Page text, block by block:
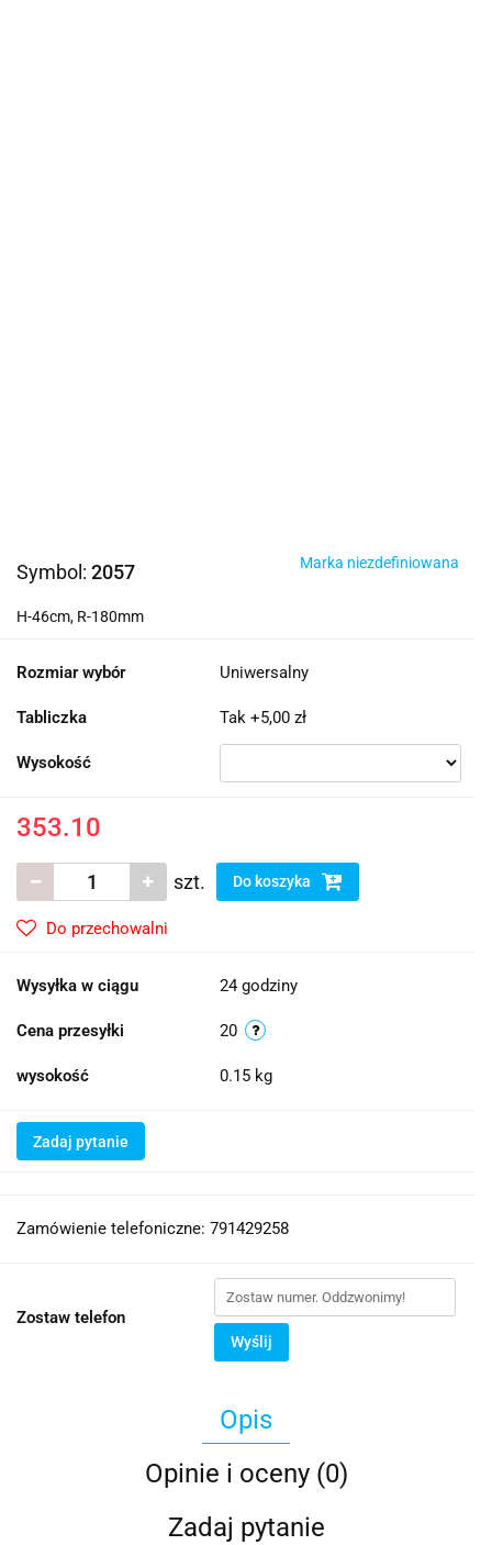
Symbol: 2057 Marka niezdefiniowana
H-46cm, R-180mm
Rozmiar wybór Uniwersalny
Tabliczka Tak +5,00 zł
Wysokość
353.10
szt. Do koszyka
Do przechowalni
Wysyłka w ciągu 24 godziny
Cena przesyłki 20
wysokość 0.15 kg
Zadaj pytanie
Zamówienie telefoniczne: 791429258
Zostaw telefon
Wyślij
Opis
Opinie i oceny (0)
Zadaj pytanie